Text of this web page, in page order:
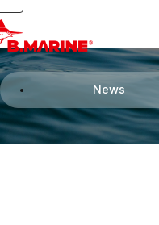
Toggle navigation
News